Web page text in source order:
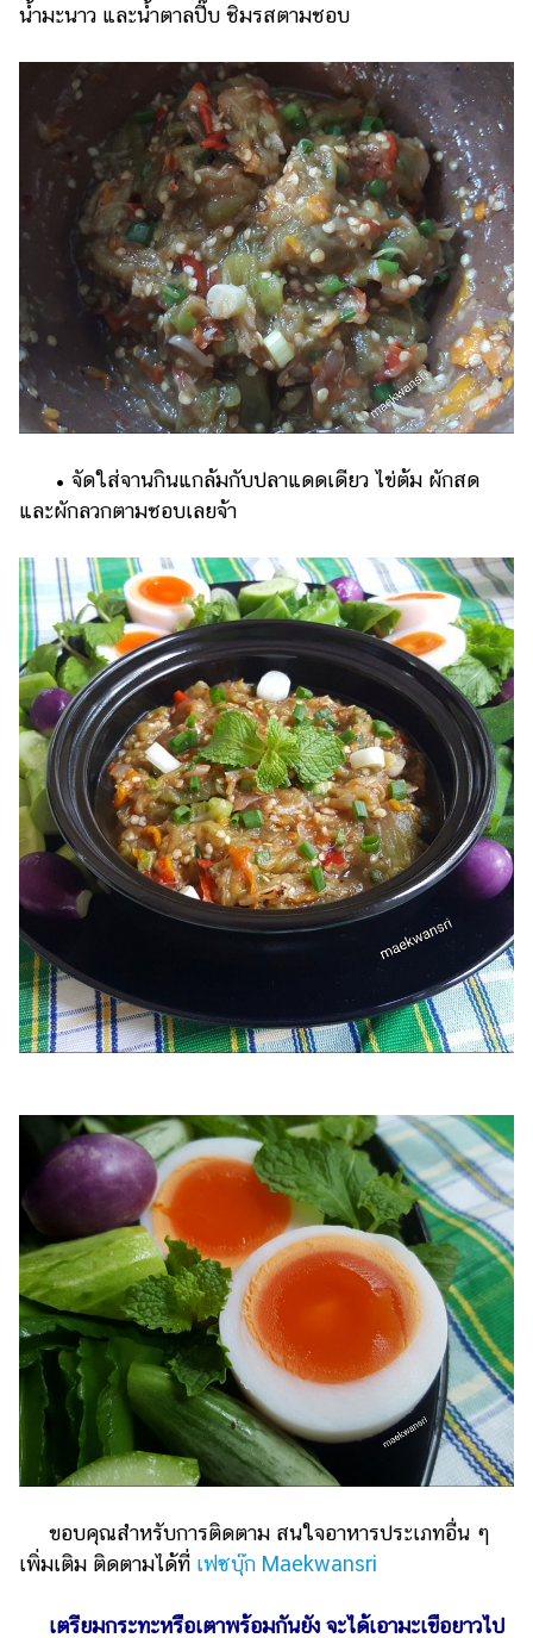
น้ำมะนาว และน้ำตาลปี๊บ ชิมรสตามชอบ
• จัดใส่จานกินแกล้มกับปลาแดดเดียว ไข่ต้ม ผักสด
และผักลวกตามชอบเลยจ้า
ขอบคุณสำหรับการติดตาม สนใจอาหารประเภทอื่น ๆ
เพิ่มเติม ติดตามได้ที่ เฟซบุ๊ก Maekwansri
เตรียมกระทะหรือเตาพร้อมกันยัง จะได้เอามะเขือยาวไป